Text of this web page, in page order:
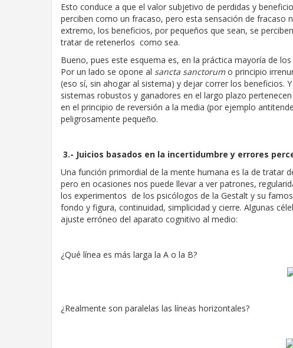
Esto conduce a que el valor subjetivo de perdidas y
perciben como un fracaso, pero esta sensación de
extremo, los beneficios, por pequeños que sean, se
tratar de retenerlos como sea.
Bueno, pues este esquema es, en la práctica mayoría de
Por un lado se opone al sancta sanctorumo principio
(eso sí, sin ahogar al sistema) y dejar correr los beneficios.
sistemas robustos y ganadores en el largo plazo
en el principio de reversión a la media (por ejemplo
peligrosamente pequeño.
3.- Juicios basados en la incertidumbre y errores
Una función primordial de la mente humana es la de tratar
pero en ocasiones nos puede llevar a ver patrones,
los experimentos de los psicólogos de la Gestalt y su
fondo y figura, continuidad, simplicidad y cierre. Algunas
ajuste erróneo del aparato cognitivo al medio:
¿Qué línea es más larga la A o la B?
¿Realmente son paralelas las líneas horizontales?